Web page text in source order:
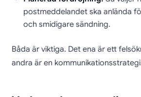
postmeddelandet ska anlända
och smidigare sändning.
Båda är viktiga. Det ena är ett
andra är en